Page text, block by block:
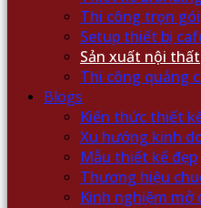
Thi công trọn gói
Setup thiết bị
Sản xuất nội thất
Thi công quảng
Blogs
Kiến thức thiết
Xu hướng kinh
Mẫu thiết kế đẹp
Thương hiệu
Kinh nghiệm mở